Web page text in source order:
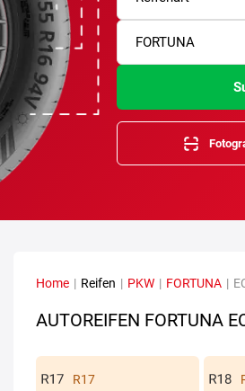
FORTUNA
Home | Reifen | PKW | FORTUNA |
AUTOREIFEN FORTUNA
R17